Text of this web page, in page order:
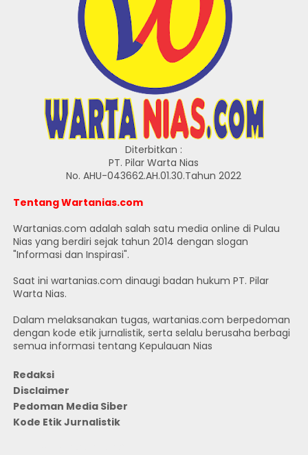
Diterbitkan :
PT. Pilar Warta Nias
No. AHU-043662.AH.01.30.Tahun 2022
Tentang Wartanias.com
Wartanias.com adalah salah satu media online di Pulau
Nias yang berdiri sejak tahun 2014 dengan slogan
"Informasi dan Inspirasi".
Saat ini wartanias.com dinaugi badan hukum PT. Pilar
Warta Nias.
Dalam melaksanakan tugas, wartanias.com berpedoman
dengan kode etik jurnalistik, serta selalu berusaha berbagi
semua informasi tentang Kepulauan Nias
Redaksi
Disclaimer
Pedoman Media Siber
Kode Etik Jurnalistik